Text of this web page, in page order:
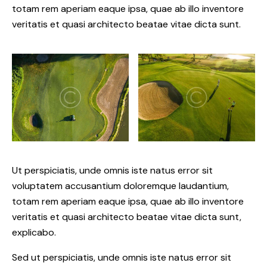
totam rem aperiam eaque ipsa, quae ab illo inventore
veritatis et quasi architecto beatae vitae dicta sunt.
Ut perspiciatis, unde omnis iste natus error sit
voluptatem accusantium doloremque laudantium,
totam rem aperiam eaque ipsa, quae ab illo inventore
veritatis et quasi architecto beatae vitae dicta sunt,
explicabo.
Sed ut perspiciatis, unde omnis iste natus error sit